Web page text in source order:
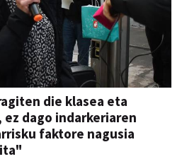
die klasea eta
dago indarkeriaren
faktore nagusia